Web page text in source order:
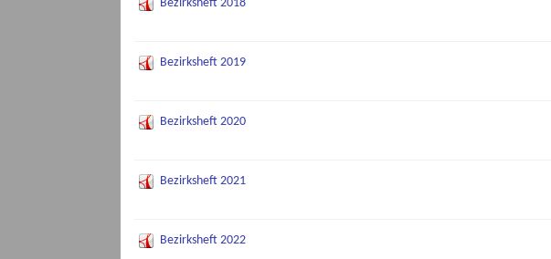
Bezirksheft 2018
Bezirksheft 2019
Bezirksheft 2020
Bezirksheft 2021
Bezirksheft 2022